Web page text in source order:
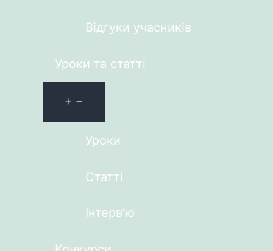
Відгуки учасників
Уроки та статті
Уроки
Статті
Інтерв’ю